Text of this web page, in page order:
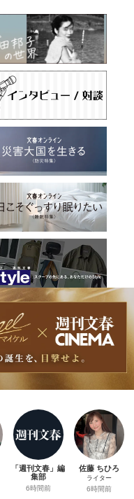
「週刊文春」編
集部
6時間前
佐藤 ちひろ
ライター
6時間前